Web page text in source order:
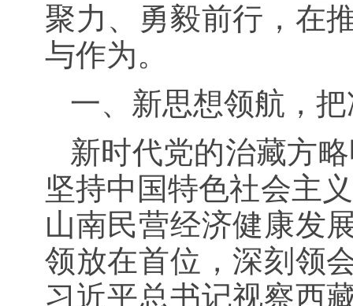
聚力、勇毅前行，在
与作为。
一、新思想领航，
新时代党的治藏方
坚持中国特色社会主
山南民营经济健康发
领放在首位，深刻领
习近平总书记视察西